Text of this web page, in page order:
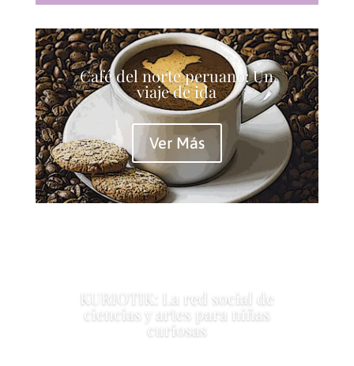
Café del norte peruano: Un
viaje de ida
Ver Más
KURIOTIK: La red social de
ciencias y artes para niñas
curiosas